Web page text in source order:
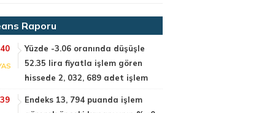
Raporu
Yüzde -3.06 oranında düşüşle
52.35 lira fiyatla işlem gören
hissede 2, 032, 689 adet işlem
Endeks 13, 794 puanda işlem